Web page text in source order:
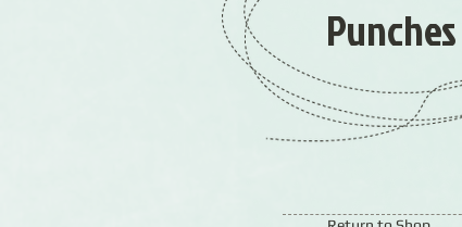
Punches